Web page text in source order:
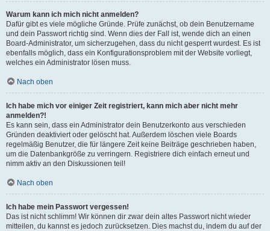
Warum kann ich mich nicht anmelden?
Dafür gibt es viele mögliche Gründe. Prüfe zunächst, ob dein Benutzername
und dein Passwort richtig sind. Wenn dies der Fall ist, wende dich an einen
Board-Administrator, um sicherzugehen, dass du nicht gesperrt wurdest. Es ist
ebenfalls möglich, dass ein Konfigurationsproblem mit der Website vorliegt,
welches ein Administrator lösen muss.
Nach oben
Ich habe mich vor einiger Zeit registriert, kann mich aber nicht mehr
anmelden?!
Es kann sein, dass ein Administrator dein Benutzerkonto aus verschieden
Gründen deaktiviert oder gelöscht hat. Außerdem löschen viele Boards
regelmäßig Benutzer, die für längere Zeit keine Beiträge geschrieben haben,
um die Datenbankgröße zu verringern. Registriere dich einfach erneut und
nimm aktiv an den Diskussionen teil!
Nach oben
Ich habe mein Passwort vergessen!
Das ist nicht schlimm! Wir können dir zwar dein altes Passwort nicht wieder
mitteilen, du kannst es jedoch zurücksetzen. Dies machst du, indem du auf der